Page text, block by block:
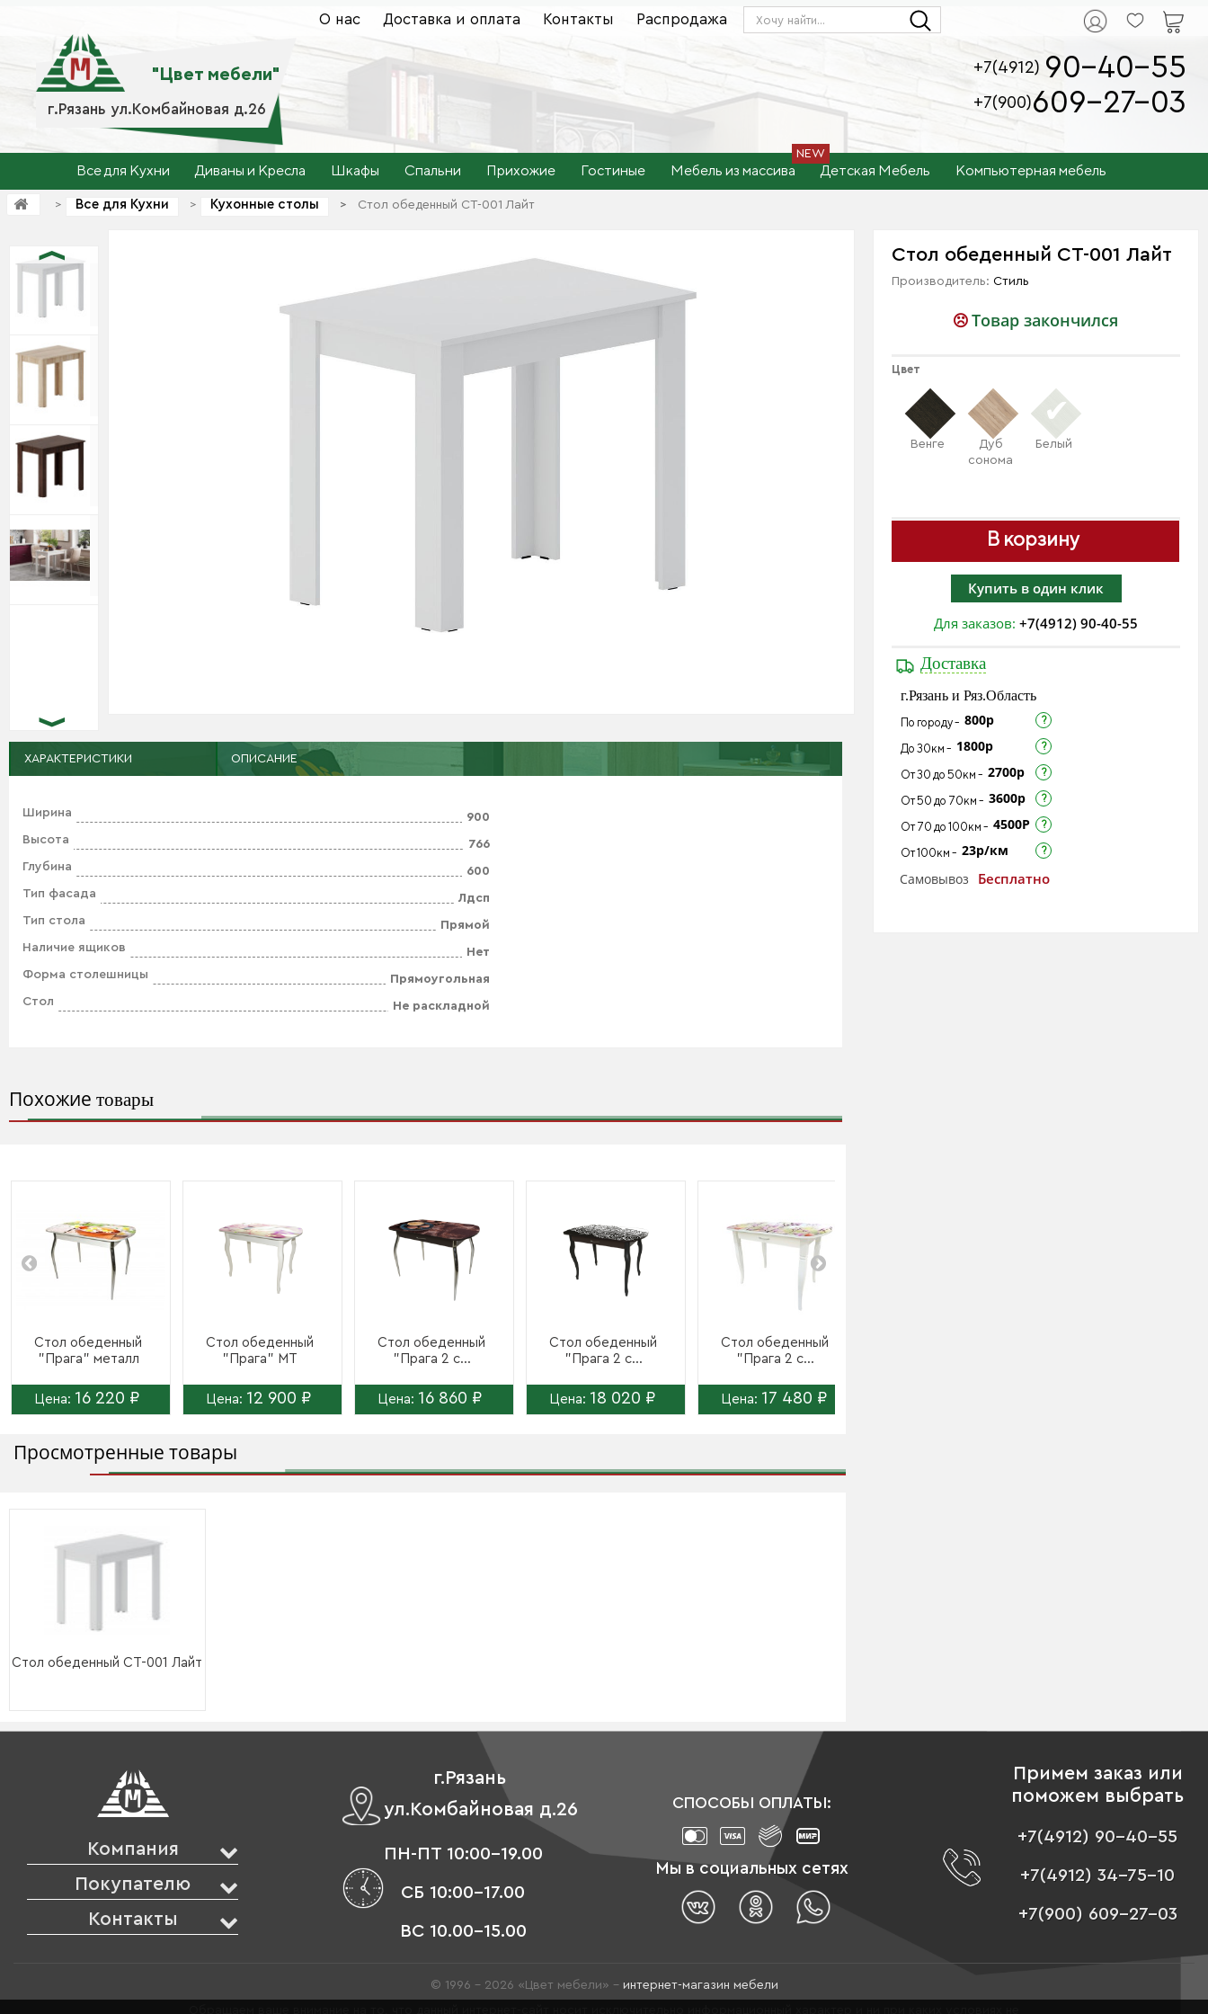
г.Рязань ул.Комбайновая д.26
"Цвет мебели"
О нас Доставка и оплата Контакты Распродажа
+7(4912) 90-40-55
+7(900)609-27-03
Все для Кухни Диваны и Кресла Шкафы Спальни Прихожие Гостиные Мебель из массива Детская Мебель Компьютерная мебель
> Все для Кухни > Кухонные столы >
> Стол обеденный СТ-001 Лайт
Стол обеденный СТ-001 Лайт
Производитель:Стиль
Товар закончился
В корзину
Купить в один клик
Цвет
Венге
Дуб
сонома
Белый
Для заказов:+7(4912) 90-40-55
Доставка
г.Рязань и Ряз.Область
По городу - 800р
До 30км - 1800р
От 30 до 50км - 2700р
От 50 до 70км - 3600р
От 70 до 100км - 4500Р
От 100км - 23р/км
Самовывоз
Бесплатно
ХАРАКТЕРИСТИКИ ОПИСАНИЕ
Ширина
900
Высота
766
Глубина
600
Тип фасада
Лдсп
Тип стола
Прямой
Наличие ящиков
Нет
Форма столешницы
Прямоугольная
Стол
Не раскладной
Похожие товары
Стол обеденный
"Прага" металл
Цена: 16 220 ₽
Стол обеденный
"Прага" МТ
Цена: 12 900 ₽
Стол обеденный
"Прага 2 с...
Цена: 16 860 ₽
Стол обеденный
"Прага 2 с...
Цена: 18 020 ₽
Стол обеденный
"Прага 2 с...
Цена: 17 480 ₽
Просмотренные товары
Стол обеденный СТ-001 Лайт
Компания
Покупателю
Контакты
г.Рязань
ул.Комбайновая д.26
ПН-ПТ 10:00-19.00
СБ 10:00-17.00
ВС 10.00-15.00
СПОСОБЫ ОПЛАТЫ:
Мы в социальных сетях
Примем заказ или
поможем выбрать
+7(4912) 90-40-55
+7(4912) 34-75-10
+7(900) 609-27-03
© 1996 - 2026 «Цвет мебели» – интернет-магазин мебели